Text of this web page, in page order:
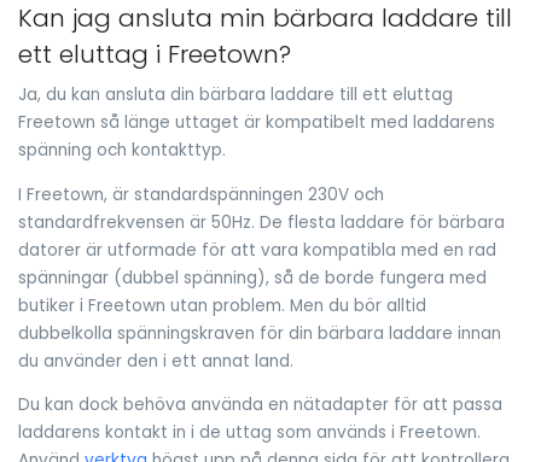
Kan jag ansluta min bärbara laddare till
ett eluttag i Freetown?
Ja, du kan ansluta din bärbara laddare till ett eluttag
Freetown så länge uttaget är kompatibelt med laddarens
spänning och kontakttyp.
I Freetown, är standardspänningen 230V och
standardfrekvensen är 50Hz. De flesta laddare för bärbara
datorer är utformade för att vara kompatibla med en rad
spänningar (dubbel spänning), så de borde fungera med
butiker i Freetown utan problem. Men du bör alltid
dubbelkolla spänningskraven för din bärbara laddare innan
du använder den i ett annat land.
Du kan dock behöva använda en nätadapter för att passa
laddarens kontakt in i de uttag som används i Freetown.